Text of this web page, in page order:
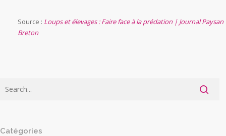
Source : Loups et élevages : Faire face à la prédation | Journal Paysan
Breton
Catégories